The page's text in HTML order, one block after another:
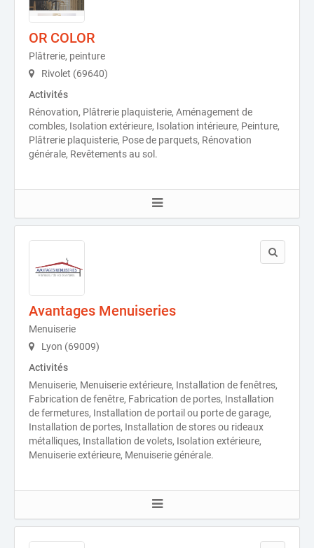
OR COLOR
Plâtrerie, peinture
Rivolet (69640)
Activités
Rénovation, Plâtrerie plaquisterie, Aménagement de
combles, Isolation extérieure, Isolation intérieure, Peinture,
Plâtrerie plaquisterie, Pose de parquets, Rénovation
générale, Revêtements au sol.
Avantages Menuiseries
Menuiserie
Lyon (69009)
Activités
Menuiserie, Menuiserie extérieure, Installation de fenêtres,
Fabrication de fenêtre, Fabrication de portes, Installation
de fermetures, Installation de portail ou porte de garage,
Installation de portes, Installation de stores ou rideaux
métalliques, Installation de volets, Isolation extérieure,
Menuiserie extérieure, Menuiserie générale.